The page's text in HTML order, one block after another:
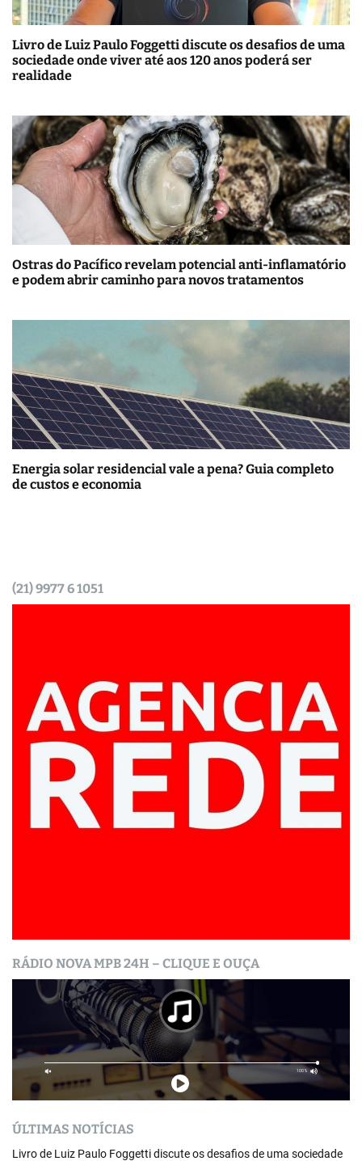
Livro de Luiz Paulo Foggetti discute os desafios de uma
sociedade onde viver até aos 120 anos poderá ser
realidade
Ostras do Pacífico revelam potencial anti-inflamatório
e podem abrir caminho para novos tratamentos
Energia solar residencial vale a pena? Guia completo
de custos e economia
(21) 9977 6 1051
RÁDIO NOVA MPB 24H – CLIQUE E OUÇA
ÚLTIMAS NOTÍCIAS
Livro de Luiz Paulo Foggetti discute os desafios de uma sociedade